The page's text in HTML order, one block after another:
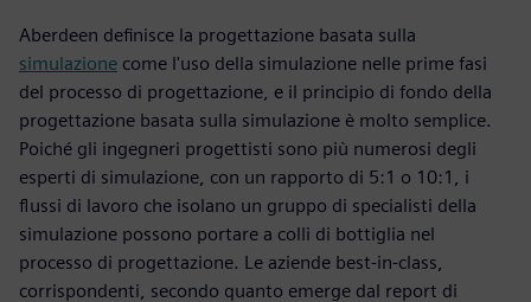
Aberdeen definisce la progettazione basata sulla
simulazione come l'uso della simulazione nelle prime fasi
del processo di progettazione, e il principio di fondo della
progettazione basata sulla simulazione è molto semplice.
Poiché gli ingegneri progettisti sono più numerosi degli
esperti di simulazione, con un rapporto di 5:1 o 10:1, i
flussi di lavoro che isolano un gruppo di specialisti della
simulazione possono portare a colli di bottiglia nel
processo di progettazione. Le aziende best-in-class,
corrispondenti, secondo quanto emerge dal report di